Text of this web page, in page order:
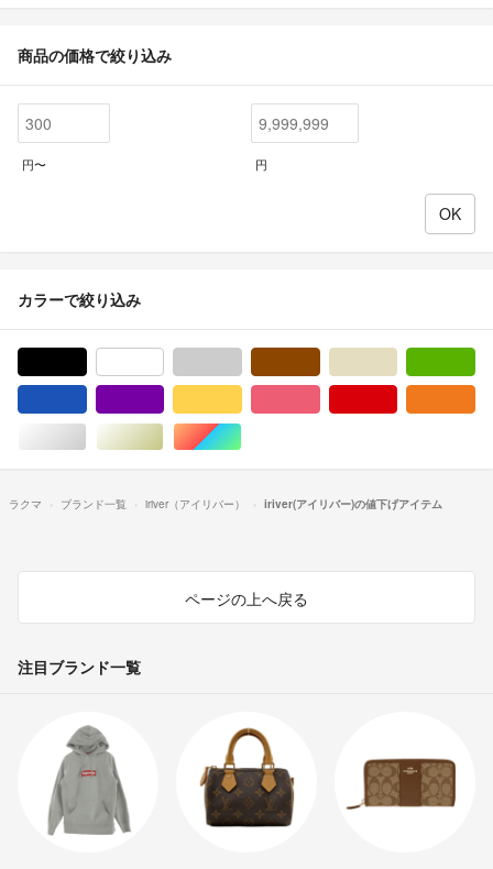
商品の価格で絞り込み
円〜 円
カラーで絞り込み
シルバー/銀色系ゴールド/金色系マルチカラー
ラクマ ブランド一覧 iriver（アイリバー） iriver(アイリバー)の値下げアイテム
ページの上へ戻る
注目ブランド一覧